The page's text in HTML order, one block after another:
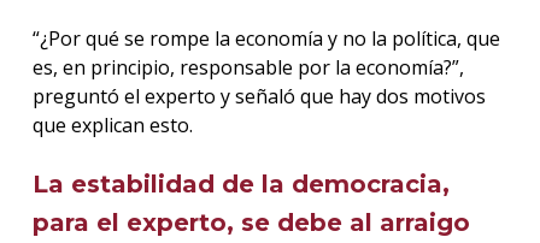
“¿Por qué se rompe la economía y no la política, que
es, en principio, responsable por la economía?”,
preguntó el experto y señaló que hay dos motivos
que explican esto.
La estabilidad de la democracia,
para el experto, se debe al arraigo